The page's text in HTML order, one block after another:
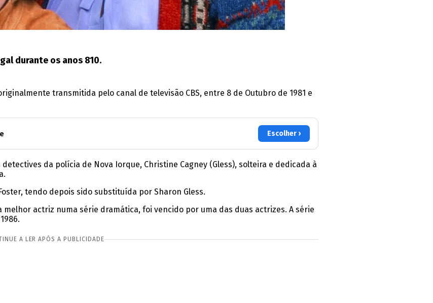
durante os anos 810.
transmitida pelo canal de televisão CBS, entre 8 de Outubro de 1981 e
Escolher ›
da polícia de Nova Iorque, Christine Cagney (Gless), solteira e dedicada à
tendo depois sido substituída por Sharon Gless.
melhor actriz numa série dramática, foi vencido por uma das duas actrizes. A série
A LER APÓS A PUBLICIDADE